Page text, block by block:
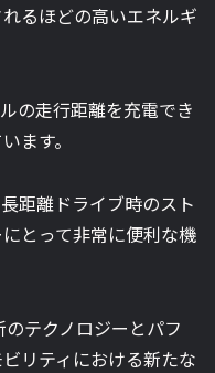
るほどの高いエネルギ
の走行距離を充電でき
ます。
距離ドライブ時のスト
とって非常に便利な機
テクノロジーとパフ
リティにおける新たな